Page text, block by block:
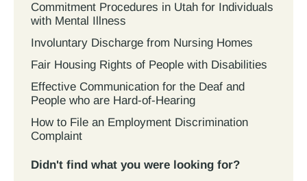
Commitment Procedures in Utah for Individuals
with Mental Illness
Involuntary Discharge from Nursing Homes
Fair Housing Rights of People with Disabilities
Effective Communication for the Deaf and
People who are Hard-of-Hearing
How to File an Employment Discrimination
Complaint
Didn't find what you were looking for?